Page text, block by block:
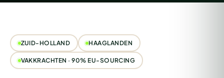
ZUID-HOLLAND HAAGLANDEN
VAKKRACHTEN · 90% EU-SOURCING